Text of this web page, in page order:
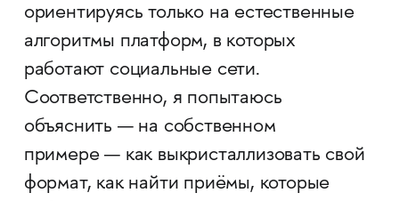
ориентируясь только на естественные
алгоритмы платформ, в которых
работают социальные сети.
Соответственно, я попытаюсь
объяснить — на собственном
примере — как выкристаллизовать свой
формат, как найти приёмы, которые